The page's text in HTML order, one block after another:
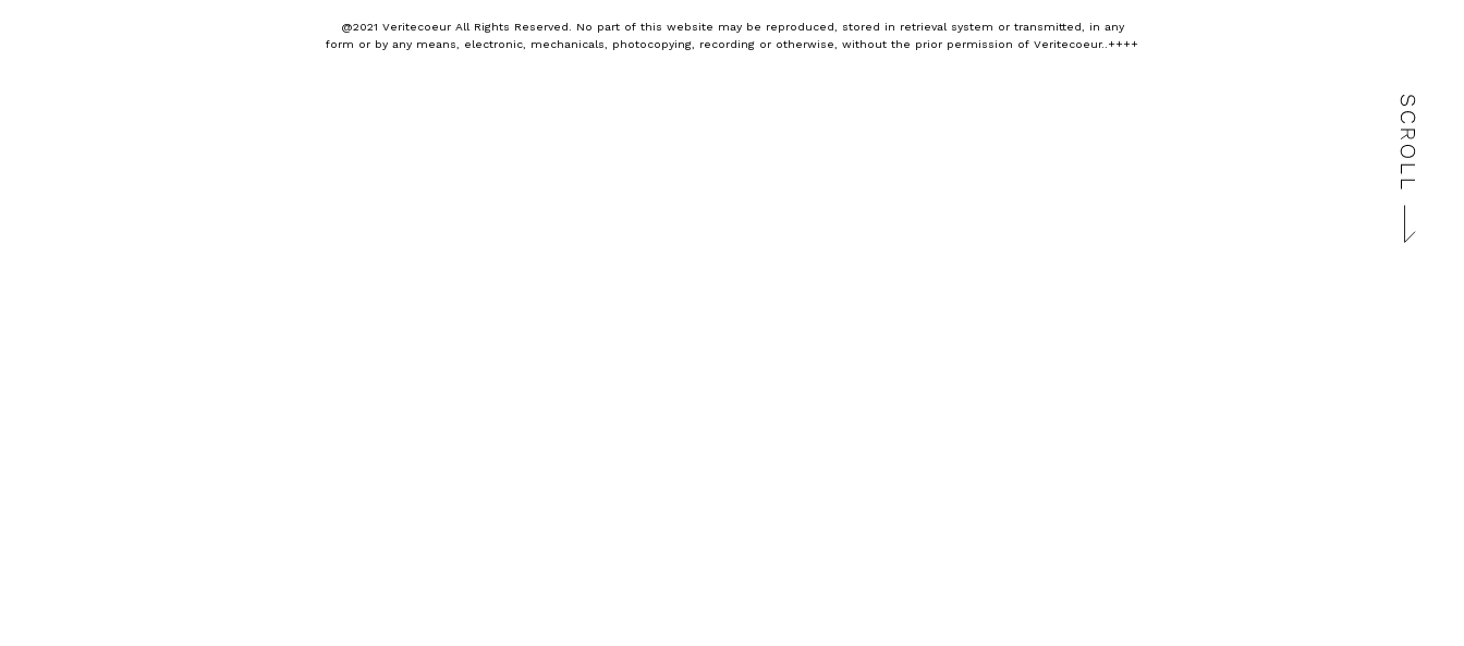
@2021 Veritecoeur All Rights Reserved. No part of this website may be reproduced, stored in retrieval system or transmitted, in any
form or by any means, electronic, mechanicals, photocopying, recording or otherwise, without the prior permission of Veritecoeur..++++